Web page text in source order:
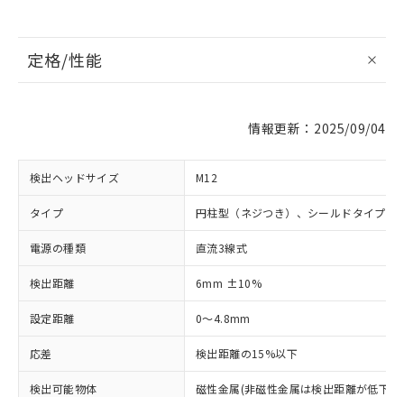
定格/性能
情報更新：2025/09/04
検出ヘッドサイズ M12
タイプ 円柱型（ネジつき）、シールドタイプ
電源の種類 直流3線式
検出距離 6mm ±10%
設定距離 0～4.8mm
応差 検出距離の15%以下
検出可能物体 磁性金属(非磁性金属は検出距離が低下し